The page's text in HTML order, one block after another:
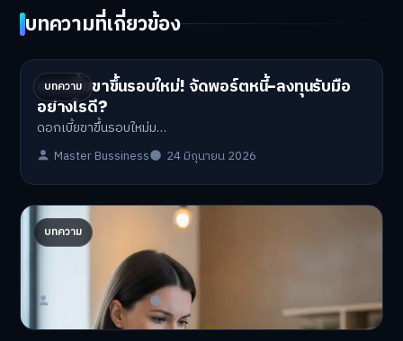
← ก่อนหน้า
FIRE Movement 2569: วางแผนเกษียณก่อน 40 ทำได้
บทความที่เกี่ยวข้อง
ดอกเบี้ยขาขึ้นรอบใหม่! จัดพอร์ตหนี้-ลงทุนรับมือ
อย่างไรดี?